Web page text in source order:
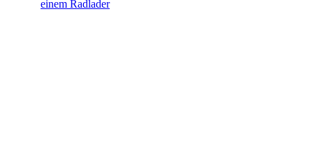
einem Radlader